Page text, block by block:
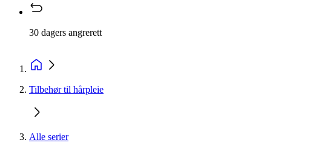
30 dagers angrerett
Tilbehør til hårpleie
Alle serier